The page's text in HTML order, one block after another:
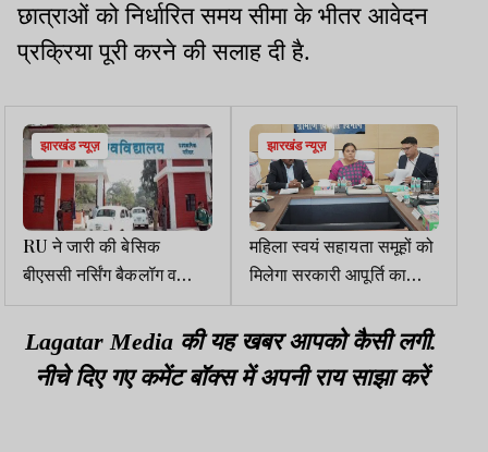
छात्राओं को निर्धारित समय सीमा के भीतर आवेदन
प्रक्रिया पूरी करने की सलाह दी है.
झारखंड न्यूज़
RU ने जारी की बेसिक
बीएससी नर्सिंग बैकलॉग व
वार्षिक परीक्षा फॉर्म भरने की
तिथि
झारखंड न्यूज़
महिला स्वयं सहायता समूहों को
मिलेगा सरकारी आपूर्ति का
जिम्मा, JSLPS बैठक में अहम
फैसले
Lagatar Media की यह खबर आपको कैसी लगी.
नीचे दिए गए कमेंट बॉक्स में अपनी राय साझा करें